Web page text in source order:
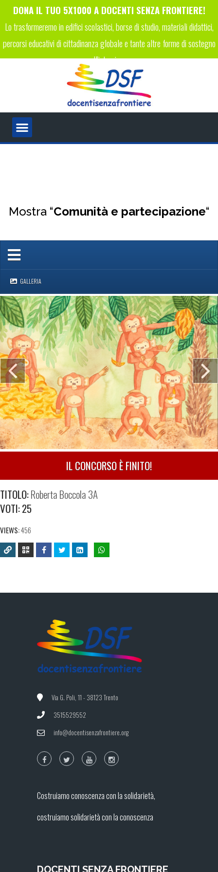
DONA IL TUO 5X1000 A DOCENTI SENZA FRONTIERE!
Lo trasformeremo in edifici scolastici, borse di studio, materiali didattici,
percorsi educativi di cittadinanza globale e tante altre forme di sostegno
all'istruzione.
INSERISCI IL CODICE FISCALE 96089450223 NELLA TUA
DICHIARAZIONE DEI REDDITI!
Mostra “Comunità e partecipazione“
GALLERIA
IL CONCORSO È FINITO!
TITOLO:Roberta Boccola 3A
VOTI:25
VIEWS:456
Via G. Poli, 11 - 38123 Trento
3515529552
info@docentisenzafrontiere.org
Costruiamo conoscenza con la solidarietà,
costruiamo solidarietà con la conoscenza
DOCENTI SENZA FRONTIERE